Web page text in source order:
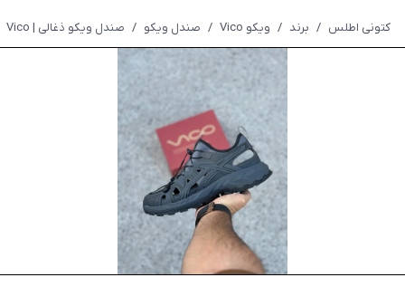
کتونی اطلس / برند / ویکو Vico / صندل ویکو / صندل ویکو ذغالی | Vico